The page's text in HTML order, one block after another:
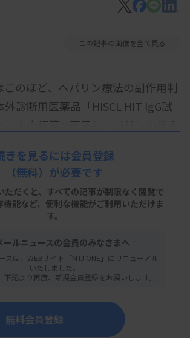
この記事の画像を全て見る
このほど、ヘパリン療法の副作用判
診断用医薬品「HISCL HIT IgG試
。血小板第Ⅳ因子とヘパリンの複合
「CN-6500/CN-3500」で使用す
ヘパリン投与時の副作用の診断のた
定する血清学的検査が行われる
療機関は限定的で、さらに偽陽性が
だった。
し、HIT（ヘパリン起因性血小板減
速化および検査効率の向上に貢献」
きを見るには会員登録
（無料）が必要です
ただくと、すべての記事が制限なく閲覧で
機能など、便利な機能がご利用いただけま
す。
ールニュースの会員のみなさまへ
スは、WEBサイト「MTJ ONE」にリニューアル
いたしました。
下記より再度、新規会員登録をお願いします。
無料会員登録